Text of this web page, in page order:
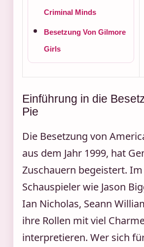
Criminal Minds
Besetzung Von Gilmore
Girls
Einführung in die
Pie
Die Besetzung von
aus dem Jahr 1999, hat
Zuschauern begeistert.
Schauspieler wie Jason
Ian Nicholas, Seann
ihre Rollen mit viel
interpretieren. Wer sich